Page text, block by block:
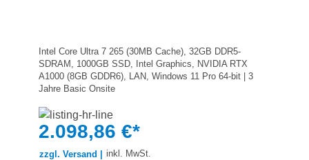
Intel Core Ultra 7 265 (30MB Cache), 32GB DDR5-
SDRAM, 1000GB SSD, Intel Graphics, NVIDIA RTX
A1000 (8GB GDDR6), LAN, Windows 11 Pro 64-bit | 3
Jahre Basic Onsite
2.098,86 €*
zzgl. Versand | inkl. MwSt.